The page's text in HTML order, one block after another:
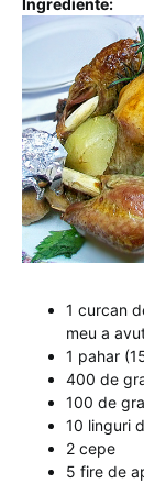
Ingrediente:
1 curcan
meu a
1 pahar
400 de
100 de
10 linguri
2 cepe
5 fire de